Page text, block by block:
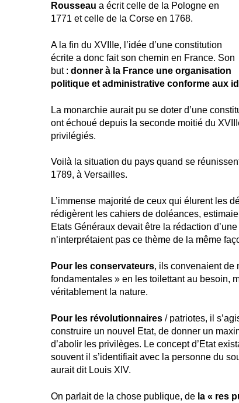
Rousseau a écrit celle de la Pologne en
1771 et celle de la Corse en 1768.
A la fin du XVIIIe, l’idée d’une constitution
écrite a donc fait son chemin en France. Son
but : donner à la France une organisation
politique et administrative conforme aux
La monarchie aurait pu se doter d’une
ont échoué depuis la seconde moitié du
privilégiés.
Voilà la situation du pays quand se
1789, à Versailles.
L’immense majorité de ceux qui élurent les
rédigèrent les cahiers de doléances,
Etats Généraux devait être la rédaction
n’interprétaient pas ce thème de la même
Pour les conservateurs, ils convenaient de
fondamentales » en les toilettant au besoin,
véritablement la nature.
Pour les révolutionnaires / patriotes, il
construire un nouvel Etat, de donner un
d’abolir les privilèges. Le concept d’Etat
souvent il s’identifiait avec la personne du
aurait dit Louis XIV.
On parlait de la chose publique, de la « res